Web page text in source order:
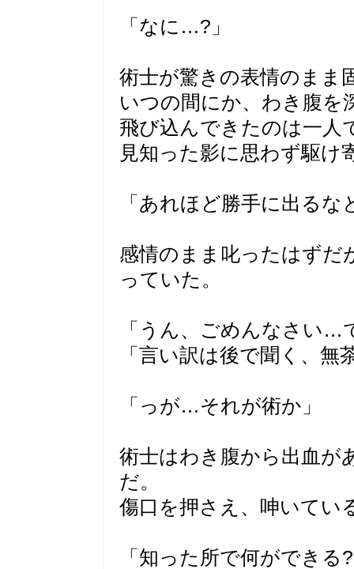
「なに…?」
術士が驚きの表情のまま
いつの間にか、わき腹を
飛び込んできたのは一人
見知った影に思わず駆け
「あれほど勝手に出るな
感情のまま叱ったはずだ
っていた。
「うん、ごめんなさい…
「言い訳は後で聞く、
「っが…それが術か」
術士はわき腹から出血が
だ。
傷口を押さえ、呻いてい
「知った所で何ができる